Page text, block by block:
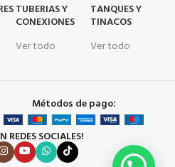
TUBERIAS Y
CONEXIONES
Ver todo
TANQUES Y
TINACOS
Ver todo
Métodos de pago:
REDES SOCIALES!